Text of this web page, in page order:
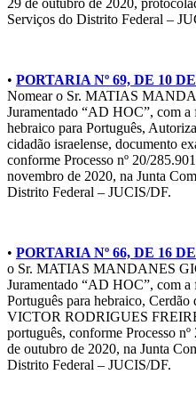
Serviços do Distrito Federal –
• PORTARIA Nº 69, DE 10
Nomear o Sr. MATIAS
Juramentado “AD HOC”, com
hebraico para Português,
cidadão israelense, documento
conforme Processo nº 20/
novembro de 2020, na Junta
Distrito Federal – JUCIS/DF.
• PORTARIA Nº 66, DE 16
o Sr. MATIAS MANDANES
Juramentado “AD HOC”, com
Português para hebraico,
VICTOR RODRIGUES
português, conforme Processo
de outubro de 2020, na Junta
Distrito Federal – JUCIS/DF.